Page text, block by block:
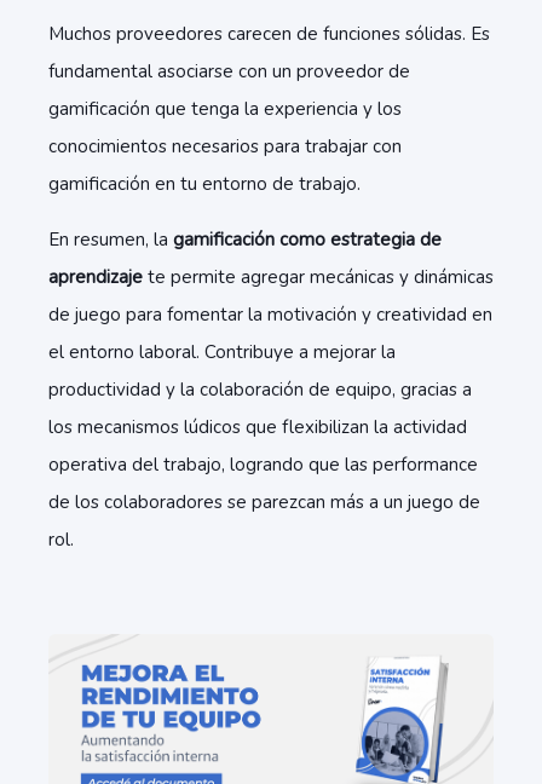
Muchos proveedores carecen de funciones sólidas. Es
fundamental asociarse con un proveedor de
gamificación que tenga la experiencia y los
conocimientos necesarios para trabajar con
gamificación en tu entorno de trabajo.
En resumen, la gamificación como estrategia de
aprendizaje te permite agregar mecánicas y dinámicas
de juego para fomentar la motivación y creatividad en
el entorno laboral. Contribuye a mejorar la
productividad y la colaboración de equipo, gracias a
los mecanismos lúdicos que flexibilizan la actividad
operativa del trabajo, logrando que las performance
de los colaboradores se parezcan más a un juego de
rol.